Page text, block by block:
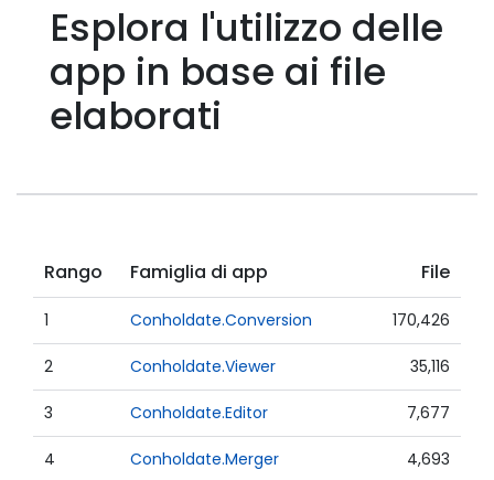
Esplora l'utilizzo delle
app in base ai file
elaborati
Rango Famiglia di app File
1 Conholdate.Conversion 170,426
2 Conholdate.Viewer 35,116
3 Conholdate.Editor 7,677
4 Conholdate.Merger 4,693